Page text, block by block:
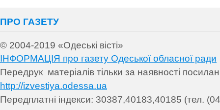
ПРО ГАЗЕТУ
© 2004-2019 «Одеські вісті»
ІНФОРМАЦІЯ про газету Одеської обласної ради
Передрук матеріалів тільки за наявності
http://izvestiya.odessa.ua
Передплатні індекси: 30387,40183,40185 (тел.